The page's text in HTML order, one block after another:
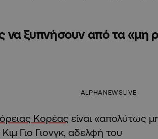
ξυπνήσουν από τα «μη
ALPHANEWSLIVE
Κορέας είναι «απολύτως
Γιο Γιονγκ, αδελφή του